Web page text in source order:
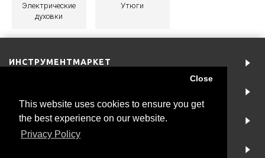
This website uses cookies to ensure you get
the best experience on our website.
Privacy Policy
Close
Электрические
духовки
Утюги
ИНСТРУМЕНТМАРКЕТ
ИНФОРМАЦИЯ